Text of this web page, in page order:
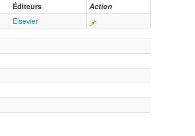
Éditeurs
Action
Elsevier